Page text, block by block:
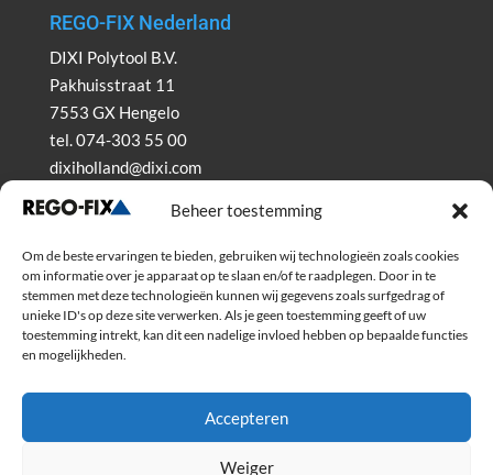
Beheer toestemming
Om de beste ervaringen te bieden, gebruiken wij technologieën zoals cookies
om informatie over je apparaat op te slaan en/of te raadplegen. Door in te
stemmen met deze technologieën kunnen wij gegevens zoals surfgedrag of
unieke ID's op deze site verwerken. Als je geen toestemming geeft of uw
toestemming intrekt, kan dit een nadelige invloed hebben op bepaalde functies
en mogelijkheden.
Accepteren
Weiger
REGO-FIX Nederland
DIXI Polytool B.V.
Pakhuisstraat 11
7553 GX Hengelo
tel. 074-303 55 00
dixiholland@dixi.com
www.dixipolytool.com
Volg ons op Linkedin